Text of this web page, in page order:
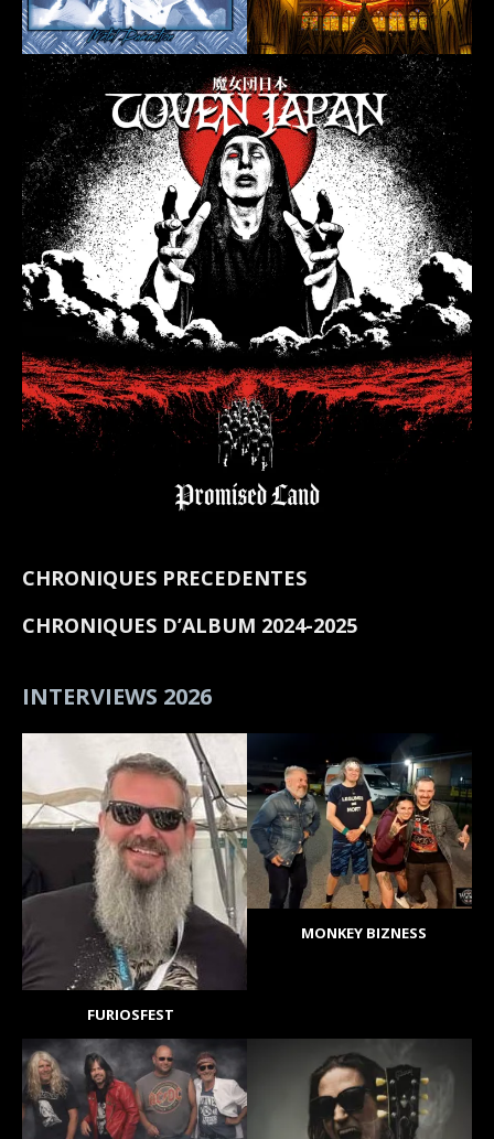
CHRONIQUES PRECEDENTES
CHRONIQUES D’ALBUM 2024-2025
INTERVIEWS 2026
FURIOSFEST
MONKEY BIZNESS